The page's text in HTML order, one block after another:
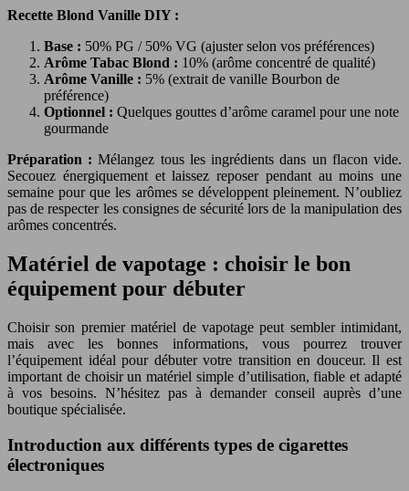
Recette Blond Vanille DIY :
Base : 50% PG / 50% VG (ajuster selon vos préférences)
Arôme Tabac Blond : 10% (arôme concentré de qualité)
Arôme Vanille : 5% (extrait de vanille Bourbon de
préférence)
Optionnel : Quelques gouttes d’arôme caramel pour une note
gourmande
Préparation :Mélangez tous les ingrédients dans un flacon vide.
Secouez énergiquement et laissez reposer pendant au moins une
semaine pour que les arômes se développent pleinement. N’oubliez
pas de respecter les consignes de sécurité lors de la manipulation des
arômes concentrés.
Matériel de vapotage : choisir le bon
équipement pour débuter
Choisir son premier matériel de vapotage peut sembler intimidant,
mais avec les bonnes informations, vous pourrez trouver
l’équipement idéal pour débuter votre transition en douceur. Il est
important de choisir un matériel simple d’utilisation, fiable et adapté
à vos besoins. N’hésitez pas à demander conseil auprès d’une
boutique spécialisée.
Introduction aux différents types de cigarettes
électroniques